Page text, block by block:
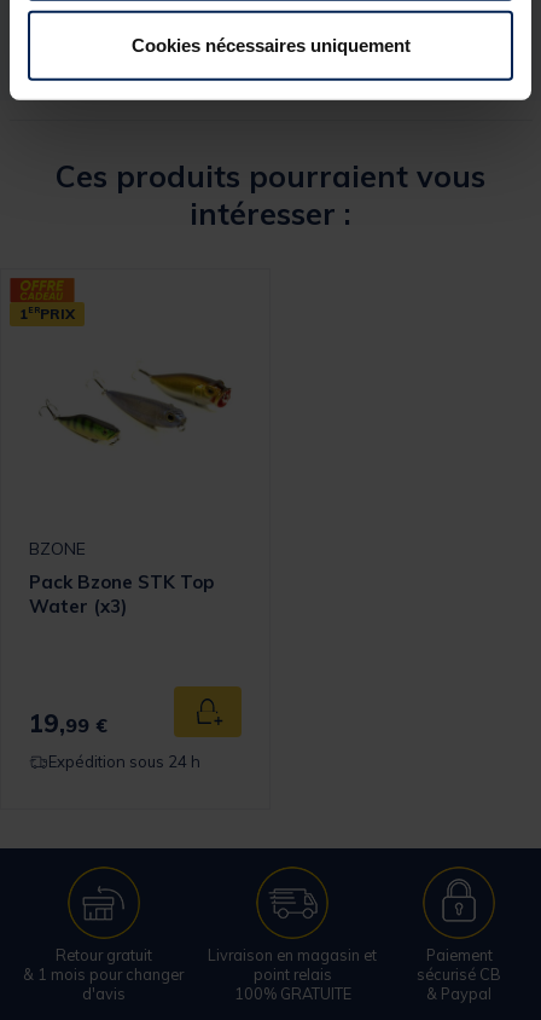
Cookies nécessaires uniquement
Ces produits pourraient vous
intéresser :
1ERPRIX
BZONE
Pack Bzone STK Top
Water (x3)
19,99 € Ajouter au panier
Expédition sous 24 h
Retour gratuit
& 1 mois pour changer
d'avis
Livraison en magasin et
point relais
100% GRATUITE
Paiement
sécurisé CB
& Paypal